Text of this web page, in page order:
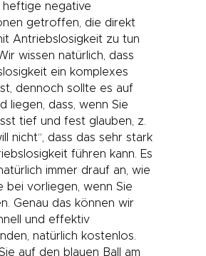
heftige negative
getroffen, die direkt
Antriebslosigkeit zu tun
wissen natürlich, dass
ein komplexes
ist, dennoch sollte es auf
liegen, dass, wenn Sie
tief und fest glauben, z.
nicht“, dass das sehr stark
führen kann. Es
immer drauf an, wie
bei vorliegen, wenn Sie
Genau das können wir
und effektiv
natürlich kostenlos.
auf den blauen Ball am